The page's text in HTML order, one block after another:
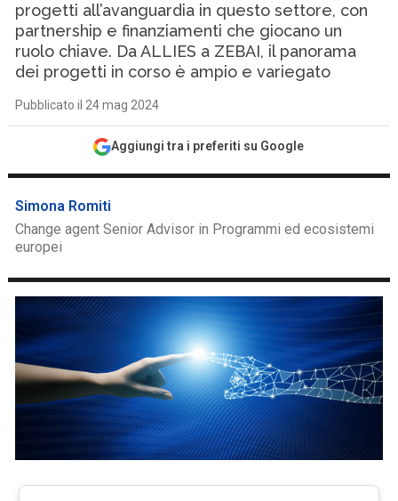
progetti all’avanguardia in questo settore, con
partnership e finanziamenti che giocano un
ruolo chiave. Da ALLIES a ZEBAI, il panorama
dei progetti in corso è ampio e variegato
Pubblicato il 24 mag 2024
Aggiungi tra i preferiti su Google
Simona Romiti
Change agent Senior Advisor in Programmi ed ecosistemi
europei